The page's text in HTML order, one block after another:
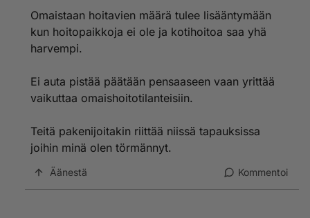
Omaistaan hoitavien määrä tulee lisääntymään
kun hoitopaikkoja ei ole ja kotihoitoa saa yhä
harvempi.
Ei auta pistää päätään pensaaseen vaan yrittää
vaikuttaa omaishoitotilanteisiin.
Teitä pakenijoitakin riittää niissä tapauksissa
joihin minä olen törmännyt.
Äänestä Kommentoi